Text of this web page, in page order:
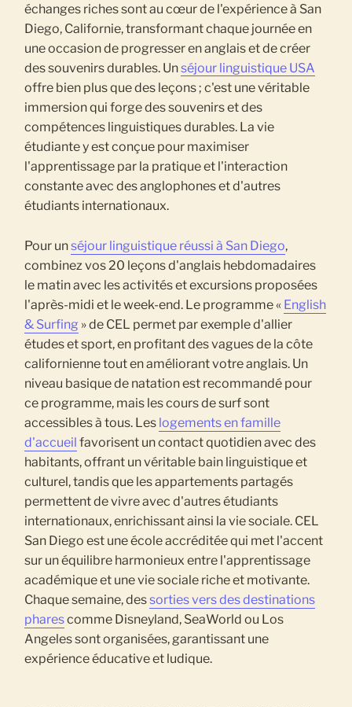
échanges riches sont au cœur de l'expérience à San
Diego, Californie, transformant chaque journée en
une occasion de progresser en anglais et de créer
des souvenirs durables. Unséjour linguistique USA
offre bien plus que des leçons ; c'est une véritable
immersion qui forge des souvenirs et des
compétences linguistiques durables. La vie
étudiante y est conçue pour maximiser
l'apprentissage par la pratique et l'interaction
constante avec des anglophones et d'autres
étudiants internationaux.
Pour unséjour linguistique réussi à San Diego,
combinez vos 20 leçons d'anglais hebdomadaires
le matin avec les activités et excursions proposées
l'après-midi et le week-end. Le programme « English
& Surfing » de CEL permet par exemple d'allier
études et sport, en profitant des vagues de la côte
californienne tout en améliorant votre anglais. Un
niveau basique de natation est recommandé pour
ce programme, mais les cours de surf sont
accessibles à tous. Les logements en famille
d'accueil favorisent un contact quotidien avec des
habitants, offrant un véritable bain linguistique et
culturel, tandis que les appartements partagés
permettent de vivre avec d'autres étudiants
internationaux, enrichissant ainsi la vie sociale. CEL
San Diego est une école accréditée qui met l'accent
sur un équilibre harmonieux entre l'apprentissage
académique et une vie sociale riche et motivante.
Chaque semaine, dessorties vers des destinations
pharescomme Disneyland, SeaWorld ou Los
Angeles sont organisées, garantissant une
expérience éducative et ludique.